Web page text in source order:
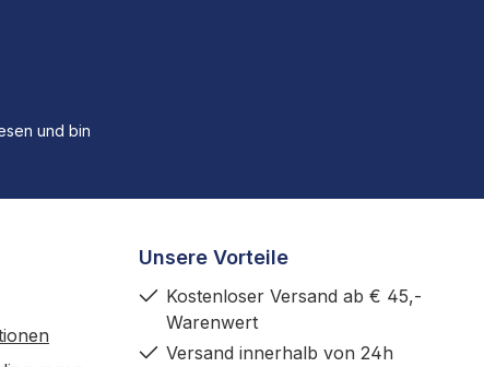
und bin
Unsere Vorteile
Kostenloser Versand ab € 45,-
Warenwert
Versand innerhalb von 24h